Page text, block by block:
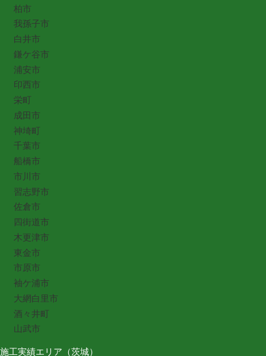
柏市
我孫子市
白井市
鎌ケ谷市
浦安市
印西市
栄町
成田市
神埼町
千葉市
船橋市
市川市
習志野市
佐倉市
四街道市
木更津市
東金市
市原市
袖ケ浦市
大網白里市
酒々井町
山武市
施工実績エリア（茨城）